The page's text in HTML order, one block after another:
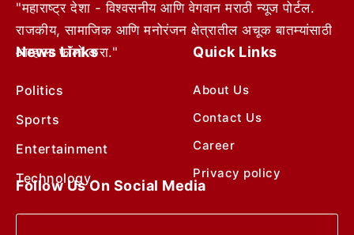
"महाराष्ट्र देशा - विश्वसनीय आणि वेगवान मराठी न्यूज पोर्टल.
राजकीय, सामाजिक आणि मनोरंजन क्षेत्रातील अचूक बातम्यांसाठी
आम्हाला फॉलो करा."
News Links
Politics
Sports
Entertainment
Technology
Quick Links
About Us
Contact Us
Career
Privacy policy
Follow Us On Social Media